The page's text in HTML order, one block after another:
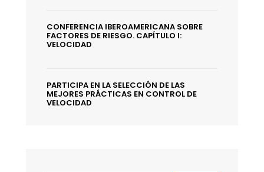
CONFERENCIA IBEROAMERICANA SOBRE
FACTORES DE RIESGO. CAPÍTULO I:
VELOCIDAD
PARTICIPA EN LA SELECCIÓN DE LAS
MEJORES PRÁCTICAS EN CONTROL DE
VELOCIDAD